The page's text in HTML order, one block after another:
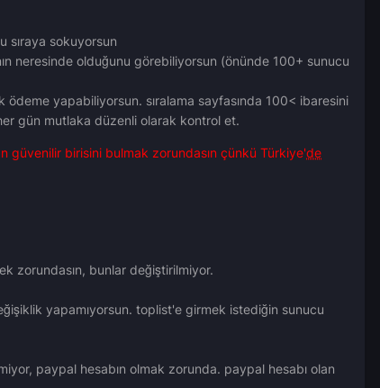
sıraya sokuyorsun
neresinde olduğunu görebiliyorsun (önünde 100+ sunucu
yapabiliyorsun. sıralama sayfasında 100< ibaresini
gün mutlaka düzenli olarak kontrol et.
güvenilir birisini bulmak zorundasın çünkü Türkiye'de
zorundasın, bunlar değiştirilmiyor.
yapamıyorsun. toplist'e girmek istediğin sunucu
paypal hesabın olmak zorunda. paypal hesabı olan